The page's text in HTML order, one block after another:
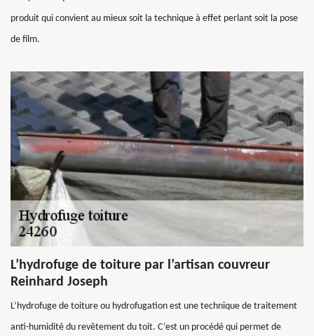
produit qui convient au mieux soit la technique à effet perlant soit la pose
de film.
L’hydrofuge de toiture par l’artisan couvreur
Reinhard Joseph
L’hydrofuge de toiture ou hydrofugation est une technique de traitement
anti-humidité du revêtement du toit. C’est un procédé qui permet de